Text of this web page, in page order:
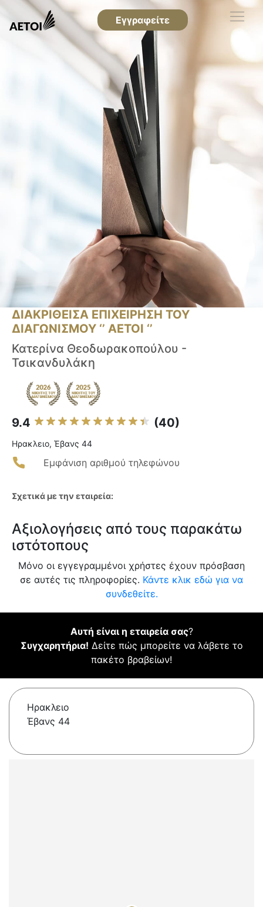
Εγγραφείτε
ΔΙΑΚΡΙΘΕΙΣΑ ΕΠΙΧΕΙΡΗΣΗ ΤΟΥ
ΔΙΑΓΩΝΙΣΜΟΥ ‘’ ΑΕΤΟΙ ‘’
Κατερίνα Θεοδωρακοπούλου -
Τσικανδυλάκη
9.4 (40)
Ηρακλειο, Έβανς 44
Εμφάνιση αριθμού τηλεφώνου
Σχετικά με την εταιρεία:
Αξιολογήσεις από τους παρακάτω
ιστότοπους
Μόνο οι εγγεγραμμένοι χρήστες έχουν πρόσβαση
σε αυτές τις πληροφορίες. Κάντε κλικ εδώ για να
συνδεθείτε.
Αυτή είναι η εταιρεία σας?
Συγχαρητήρια! Δείτε πώς μπορείτε να λάβετε το
πακέτο βραβείων!
Ηρακλειο
Έβανς 44